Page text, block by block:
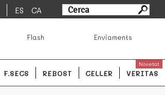
ES CA
Flash Enviaments
F.SECS REBOST CELLER VERITAS
Novetat